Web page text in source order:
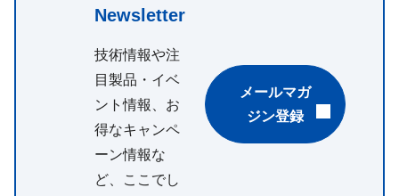
Newsletter
技術情報や注
目製品・イベ
ント情報、お
得なキャンペ
ーン情報な
ど、ここでし
メールマガ
ジン登録